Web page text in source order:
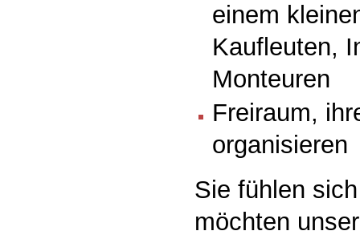
einem
Kaufleuten,
Monteuren
Freiraum,
organisieren
Sie fühlen
möchten